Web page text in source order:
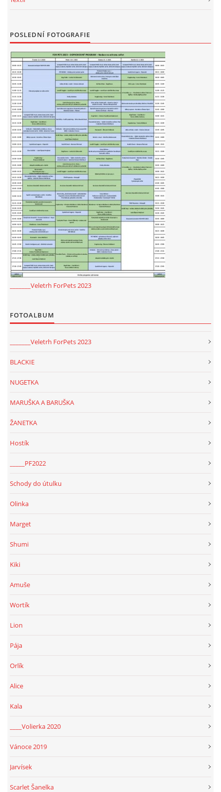
POSLEDNÍ FOTOGRAFIE
_______Veletrh ForPets 2023
FOTOALBUM
_______Veletrh ForPets 2023
BLACKIE
NUGETKA
MARUŠKA A BARUŠKA
ŽANETKA
Hostík
_____PF2022
Schody do útulku
Olinka
Marget
Shumi
Kiki
Amuše
Wortík
Lion
Pája
Orlík
Alice
Kala
____Volierka 2020
Vánoce 2019
Jarvísek
Scarlet Šanelka